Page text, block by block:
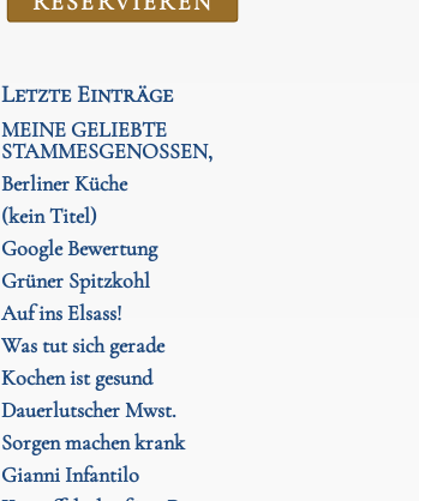
Letzte Einträge
MEINE GELIEBTE
STAMMESGENOSSEN,
Berliner Küche
(kein Titel)
Google Bewertung
Grüner Spitzkohl
Auf ins Elsass!
Was tut sich gerade
Kochen ist gesund
Dauerlutscher Mwst.
Sorgen machen krank
Gianni Infantilo